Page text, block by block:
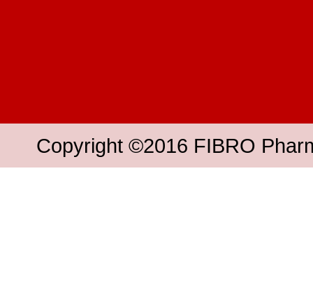
Copyright ©2016 FIBRO